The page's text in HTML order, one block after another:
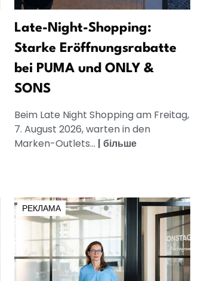
Late-Night-Shopping:
Starke Eröffnungsrabatte
bei PUMA und ONLY &
SONS
Beim Late Night Shopping am Freitag,
7. August 2026, warten in den
Marken-Outlets... | більше
РЕКЛАМА